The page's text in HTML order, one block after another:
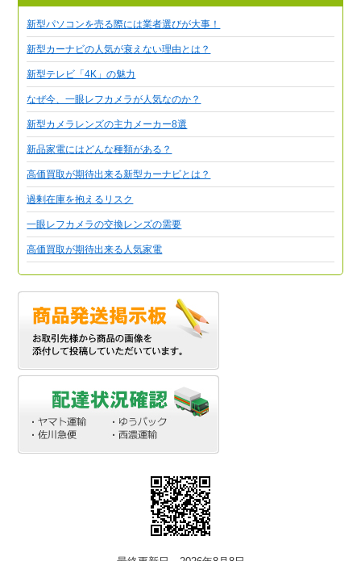
新型パソコンを売る際には業者選びが大事！
新型カーナビの人気が衰えない理由とは？
新型テレビ「4K」の魅力
なぜ今、一眼レフカメラが人気なのか？
新型カメラレンズの主力メーカー8選
新品家電にはどんな種類がある？
高価買取が期待出来る新型カーナビとは？
過剰在庫を抱えるリスク
一眼レフカメラの交換レンズの需要
高価買取が期待出来る人気家電